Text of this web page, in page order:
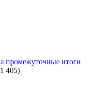
промежуточные итоги
405)